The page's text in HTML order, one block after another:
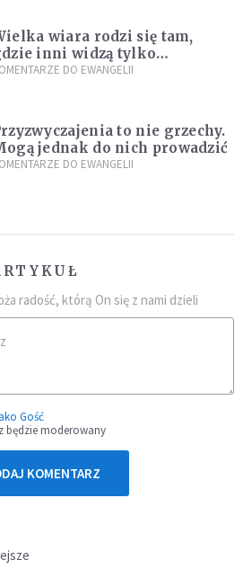
wiara rodzi się tam,
inni widzą tylko
DO EWANGELII
to nie grzechy.
jednak do nich prowadzić
DO EWANGELII
radość, którą On się z nami dzieli
Gość
będzie moderowany
KOMENTARZ